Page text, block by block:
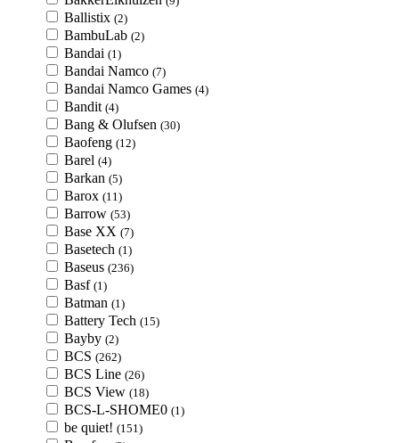
Ballistix (2)
BambuLab (2)
Bandai (1)
Bandai Namco (7)
Bandai Namco Games (4)
Bandit (4)
Bang & Olufsen (30)
Baofeng (12)
Barel (4)
Barkan (5)
Barox (11)
Barrow (53)
Base XX (7)
Basetech (1)
Baseus (236)
Basf (1)
Batman (1)
Battery Tech (15)
Bayby (2)
BCS (262)
BCS Line (26)
BCS View (18)
BCS-L-SHOME0 (1)
be quiet! (151)